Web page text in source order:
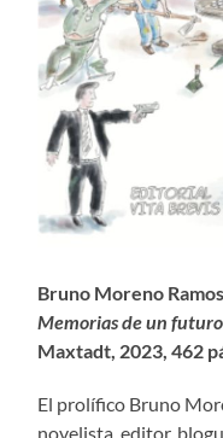
Bruno Moreno
Memorias de un
Maxtadt, 2023, 462
El prolífico Bruno
novelista, editor,